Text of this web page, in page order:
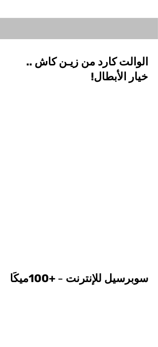
الوالت كارد من زيـن كاش ..
خيار الأبطال!
سوبرسيل للإنترنت - +100ميكَا